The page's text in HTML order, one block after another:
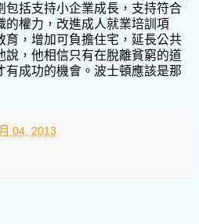
包括支持小企業成長，支持符合
的權力，改進成人就業培訓項
育，增加可負擔住宅，延長公共
說，他相信只有在脫離貧窮的道
有成功的機會。波士頓應該是那
04, 2013